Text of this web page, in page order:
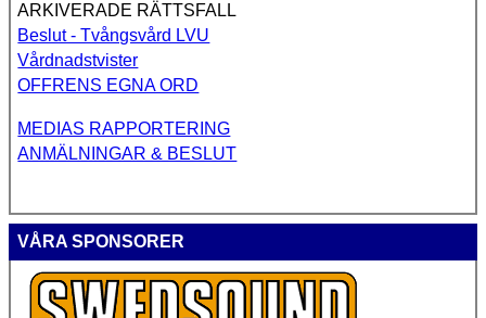
ARKIVERADE RÄTTSFALL
Beslut - Tvångsvård LVU
Vårdnadstvister
OFFRENS EGNA ORD
MEDIAS RAPPORTERING
ANMÄLNINGAR & BESLUT
VÅRA SPONSORER